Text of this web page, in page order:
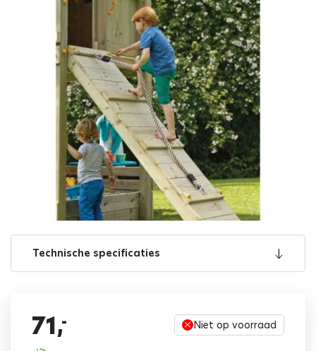
Technische specificaties
71,- Niet op voorraad